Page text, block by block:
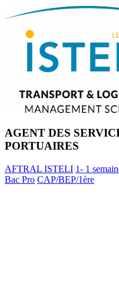
AGENT DES
PORTUAIRES
AFTRAL ISTELI 1- 1
Bac Pro CAP/BEP/1ère